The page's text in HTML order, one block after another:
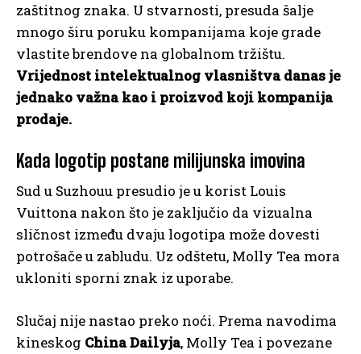
zaštitnog znaka. U stvarnosti, presuda šalje
mnogo širu poruku kompanijama koje grade
vlastite brendove na globalnom tržištu.
Vrijednost intelektualnog vlasništva danas je
jednako važna kao i proizvod koji kompanija
prodaje.
Kada logotip postane milijunska imovina
Sud u Suzhouu presudio je u korist Louis
Vuittona nakon što je zaključio da vizualna
sličnost između dvaju logotipa može dovesti
potrošače u zabludu. Uz odštetu, Molly Tea mora
ukloniti sporni znak iz uporabe.
Slučaj nije nastao preko noći. Prema navodima
kineskog China Dailyja, Molly Tea i povezane